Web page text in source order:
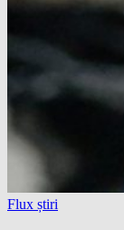
Flux știri